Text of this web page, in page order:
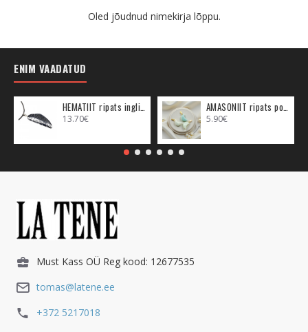
Oled jõudnud nimekirja lõppu.
ENIM VAADATUD
13.70€ 5.90€
Must Kass OÜ Reg kood: 12677535
tomas@latene.ee
+372 5217018